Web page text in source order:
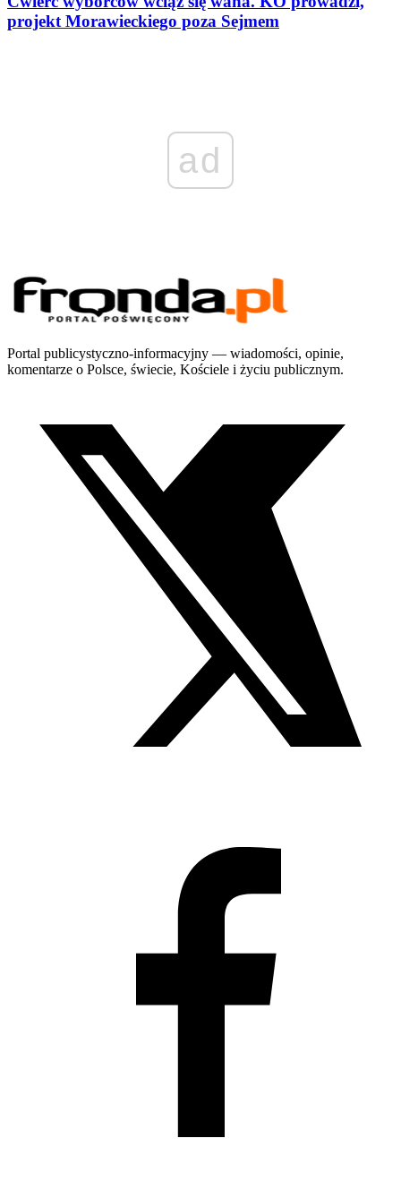
projekt Morawieckiego poza Sejmem
ad
Portal publicystyczno-informacyjny — wiadomości, opinie,
komentarze o Polsce, świecie, Kościele i życiu publicznym.